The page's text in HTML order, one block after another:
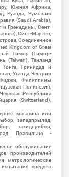
Южная Африка,
Руанда, Румыния
(Saudi Arabia),
и Гренадины, Сент-
Синт-Мартен,
Соединенное
Kingdom of Great
Тимор (Тимор-
(Taiwan), Таиланд
Тонга, Тринидад и
Уганда, Венгрия
Фиджи, Филиппины
Полинезия,
Республика
(Switzerland),
магазина или
западпрылад,
захидприбор,
Правильно -
обслуживание
производителей
средств